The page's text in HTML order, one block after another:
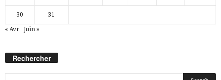
30 31
« Avr Juin »
Rechercher